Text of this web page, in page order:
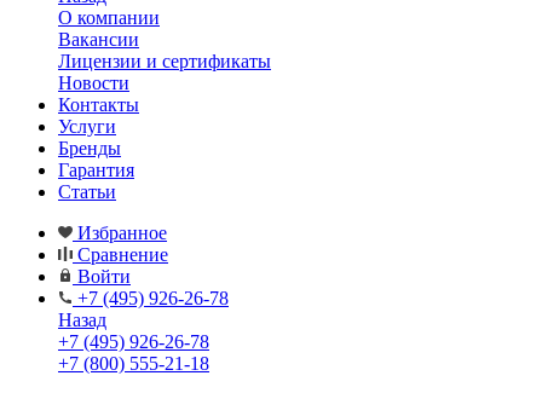
О компании
Вакансии
Лицензии и сертификаты
Новости
Контакты
Услуги
Бренды
Гарантия
Статьи
Избранное
Сравнение
Войти
+7 (495) 926-26-78
Назад
+7 (495) 926-26-78
+7 (800) 555-21-18